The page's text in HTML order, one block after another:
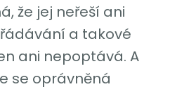
že jej neřeší ani
a takové
ani nepoptává. A
se oprávněná